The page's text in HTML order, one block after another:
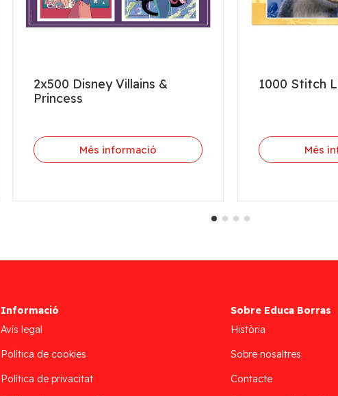
2x500 Disney Villains &
Princess
Més informació
1000 Stitch
Més
Informació
Avís legal
Política de cookies
Política de privacitat
Sobre Educa Borras
Història
Sobre nosaltres
Contacte